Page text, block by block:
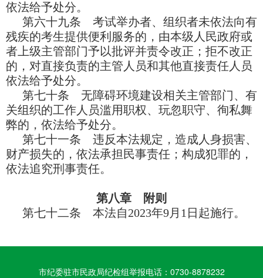
依法给予处分。
第六十九条 考试举办者、组织者未依法向有
残疾的考生提供便利服务的，由本级人民政府或
者上级主管部门予以批评并责令改正；拒不改正
的，对直接负责的主管人员和其他直接责任人员
依法给予处分。
第七十条 无障碍环境建设相关主管部门、有
关组织的工作人员滥用职权、玩忽职守、徇私舞
弊的，依法给予处分。
第七十一条 违反本法规定，造成人身损害、
财产损失的，依法承担民事责任；构成犯罪的，
依法追究刑事责任。
第八章 附则
第七十二条 本法自2023年9月1日起施行。
市纪委驻市民政局纪检组举报电话：0730-8878232